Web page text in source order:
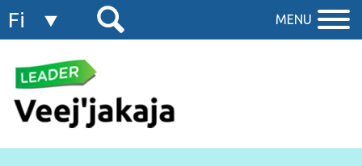
Fi
MENU